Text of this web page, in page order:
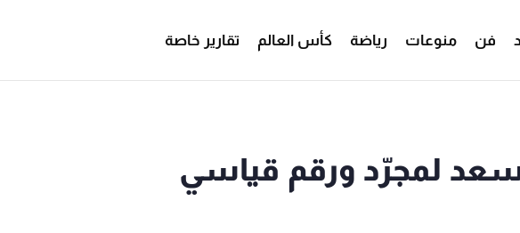
فن منوعات رياضة كأس العالم تقارير خاصة
لسعد لمجرّد ورقم قياسي